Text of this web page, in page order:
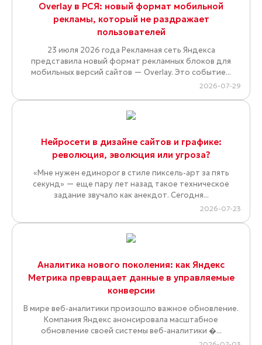
Overlay в РСЯ: новый формат мобильной
рекламы, который не раздражает
пользователей
23 июля 2026 года Рекламная сеть Яндекса
представила новый формат рекламных блоков для
мобильных версий сайтов — Overlay. Это событие...
2026-07-29
Нейросети в дизайне сайтов и графике:
революция, эволюция или угроза?
«Мне нужен единорог в стиле пиксель-арт за пять
секунд» — еще пару лет назад такое техническое
задание звучало как анекдот. Сегодня...
2026-07-23
Аналитика нового поколения: как Яндекс
Метрика превращает данные в управляемые
конверсии
В мире веб-аналитики произошло важное обновление.
Компания Яндекс анонсировала масштабное
обновление своей системы веб-аналитики �...